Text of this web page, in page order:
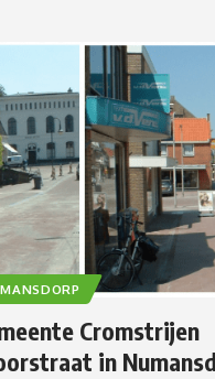
Cromstrijen
in